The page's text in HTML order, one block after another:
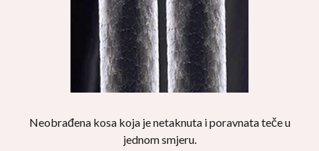
Neobrađena kosa koja je netaknuta i poravnata teče u
jednom smjeru.